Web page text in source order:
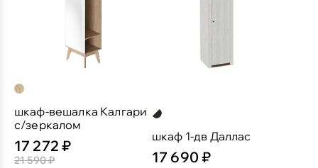
шкаф-вешалка Калгари
с/зеркалом
17 272 ₽
21 590 ₽
шкаф 1-дв Даллас
17 690 ₽